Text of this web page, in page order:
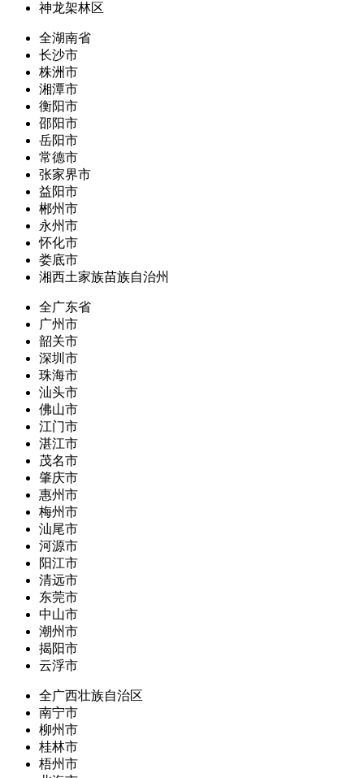
神龙架林区
全湖南省
长沙市
株洲市
湘潭市
衡阳市
邵阳市
岳阳市
常德市
张家界市
益阳市
郴州市
永州市
怀化市
娄底市
湘西土家族苗族自治州
全广东省
广州市
韶关市
深圳市
珠海市
汕头市
佛山市
江门市
湛江市
茂名市
肇庆市
惠州市
梅州市
汕尾市
河源市
阳江市
清远市
东莞市
中山市
潮州市
揭阳市
云浮市
全广西壮族自治区
南宁市
柳州市
桂林市
梧州市